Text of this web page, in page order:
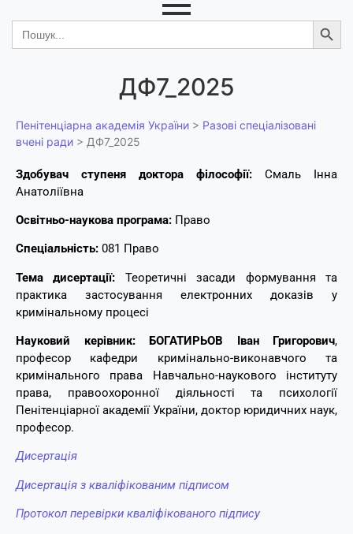
Search
for:
ДФ7_2025
Пенітенціарна академія України > Разові спеціалізовані
вчені ради > ДФ7_2025
Здобувач ступеня доктора філософії: Смаль Інна
Анатоліївна
Освітньо-наукова програма: Право
Спеціальність: 081 Право
Тема дисертації: Теоретичні засади формування та
практика застосування електронних доказів у
кримінальному процесі
Науковий керівник: БОГАТИРЬОВ Іван Григорович,
професор кафедри кримінально-виконавчого та
кримінального права Навчально-наукового інституту
права, правоохоронної діяльності та психології
Пенітенціарної академії України, доктор юридичних наук,
професор.
Дисертація
Дисертація з кваліфікованим підписом
Протокол перевірки кваліфікованого підпису